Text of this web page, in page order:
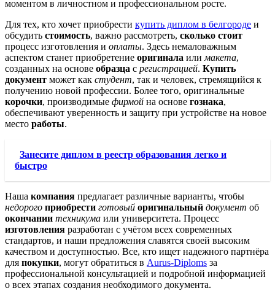
моментом в личностном и профессиональном росте.
Для тех, кто хочет приобрести купить диплом в белгороде и
обсудить стоимость, важно рассмотреть, сколько стоит
процесс изготовления и оплаты. Здесь немаловажным
аспектом станет приобретение оригинала или макета,
созданных на основе образца с регистрацией. Купить
документ может как студент, так и человек, стремящийся к
получению новой профессии. Более того, оригинальные
корочки, производимые фирмой на основе гознака,
обеспечивают уверенность и защиту при устройстве на новое
место работы.
Занесите диплом в реестр образования легко и
быстро
Наша компания предлагает различные варианты, чтобы
недорого приобрести готовый оригинальный документ об
окончании техникума или университета. Процесс
изготовления разработан с учётом всех современных
стандартов, и наши предложения славятся своей высоким
качеством и доступностью. Все, кто ищет надежного партнёра
для покупки, могут обратиться в Aurus-Diploms за
профессиональной консультацией и подробной информацией
о всех этапах создания необходимого документа.